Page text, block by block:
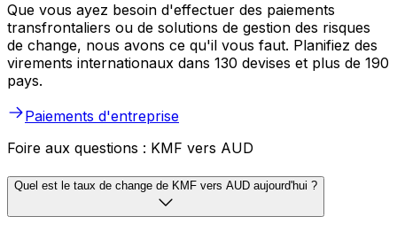
Que vous ayez besoin d'effectuer des paiements
transfrontaliers ou de solutions de gestion des risques
de change, nous avons ce qu'il vous faut. Planifiez des
virements internationaux dans 130 devises et plus de 190
pays.
Paiements d'entreprise
Foire aux questions : KMF vers AUD
Quel est le taux de change de KMF vers AUD aujourd'hui ?